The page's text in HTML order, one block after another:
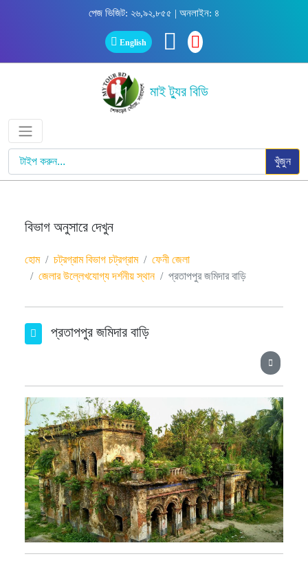
পেজ ভিজিট: ২৬,৯২,৮৫৫ | অনলাইন: ৪
English
মাই ট্যুর বিডি
খুঁজুন
বিভাগ অনুসারে দেখুন
হোম চট্রগ্রাম বিভাগ চট্রগ্রাম
ফেনী জেলা
জেলার উল্লেখযোগ্য দর্শনীয় স্থান
প্রতাপপুর জমিদার বাড়ি
প্রতাপপুর জমিদার বাড়ি